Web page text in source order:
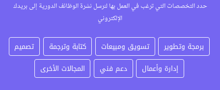
حدد التخصصات التي ترغب في العمل بها لنرسل نشرة الوظائف الدورية إلى بريدك
الإلكتروني
برمجة وتطوير تسويق ومبيعات كتابة وترجمة
تصميم
إدارة وأعمال
دعم فني المجالات الأخرى